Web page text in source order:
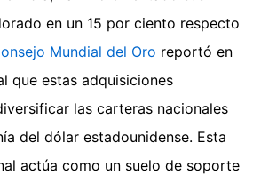
en un 15 por ciento respecto
Mundial del Oro reportó en
que estas adquisiciones
las carteras nacionales
del dólar estadounidense. Esta
actúa como un suelo de soporte